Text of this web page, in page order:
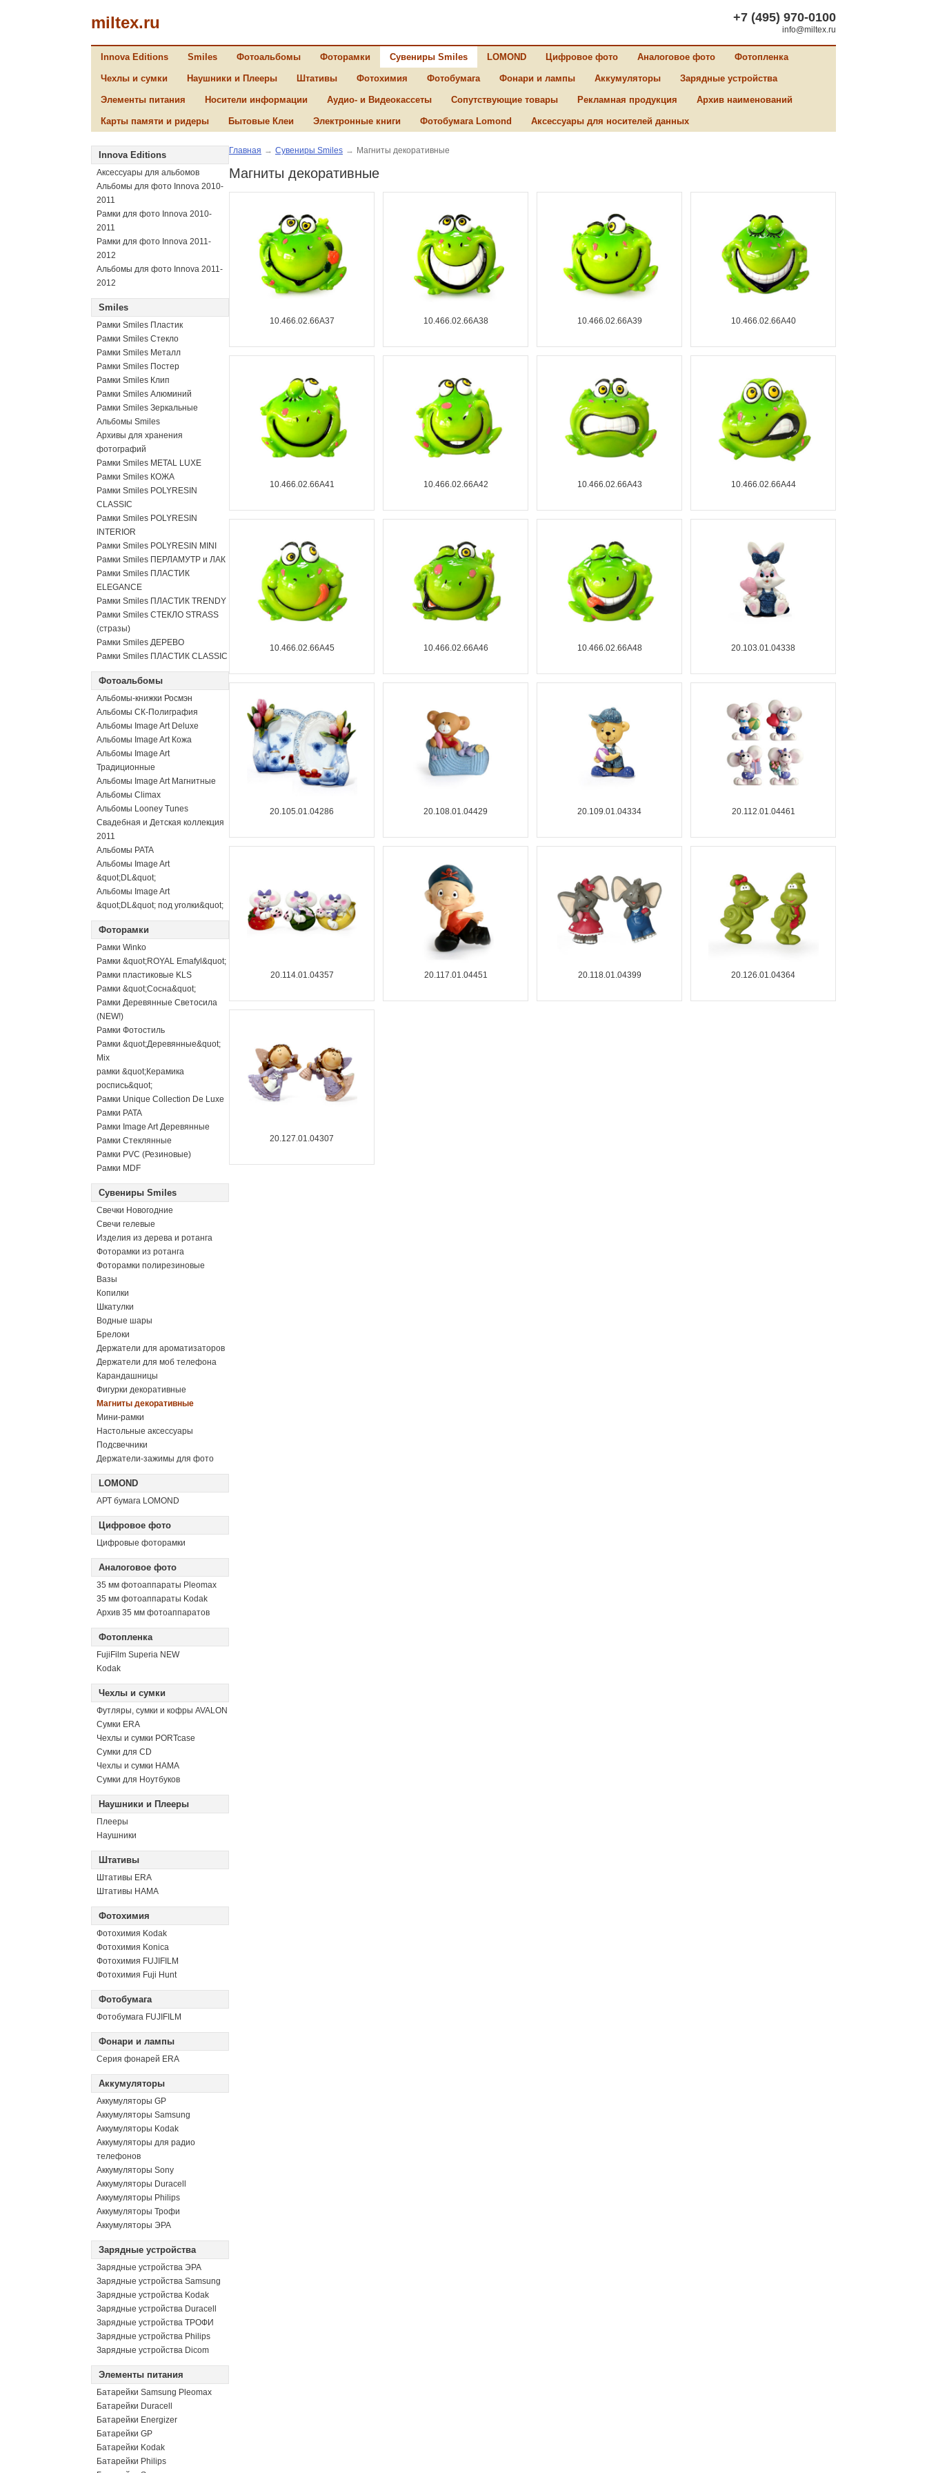
miltex.ru +7 (495) 970-0100
info@miltex.ru
Innova Editions Smiles Фотоальбомы Фоторамки Сувениры Smiles LOMOND Цифровое фото Аналоговое фото Фотопленка
Чехлы и сумки Наушники и Плееры Штативы Фотохимия Фотобумага Фонари и лампы Аккумуляторы Зарядные устройства
Элементы питания Носители информации Аудио- и Видеокассеты Сопутствующие товары Рекламная продукция Архив наименований
Карты памяти и ридеры Бытовые Клеи Электронные книги Фотобумага Lomond Аксессуары для носителей данных
Innova Editions
Аксессуары для альбомов
Альбомы для фото Innova 2010-
2011
Рамки для фото Innova 2010-
2011
Рамки для фото Innova 2011-
2012
Альбомы для фото Innova 2011-
2012
Smiles
Рамки Smiles Пластик
Рамки Smiles Стекло
Рамки Smiles Металл
Рамки Smiles Постер
Рамки Smiles Клип
Рамки Smiles Алюминий
Рамки Smiles Зеркальные
Альбомы Smiles
Архивы для хранения
фотографий
Рамки Smiles METAL LUXE
Рамки Smiles КОЖА
Рамки Smiles POLYRESIN
CLASSIC
Рамки Smiles POLYRESIN
INTERIOR
Рамки Smiles POLYRESIN MINI
Рамки Smiles ПЕРЛАМУТР и ЛАК
Рамки Smiles ПЛАСТИК
ELEGANCE
Рамки Smiles ПЛАСТИК TRENDY
Рамки Smiles СТЕКЛО STRASS
(стразы)
Рамки Smiles ДЕРЕВО
Рамки Smiles ПЛАСТИК CLASSIC
Фотоальбомы
Альбомы-книжки Росмэн
Альбомы СК-Полиграфия
Альбомы Image Art Deluxe
Альбомы Image Art Кожа
Альбомы Image Art
Традиционные
Альбомы Image Art Магнитные
Альбомы Climax
Альбомы Looney Tunes
Свадебная и Детская коллекция
2011
Альбомы PATA
Альбомы Image Art
&quot;DL&quot;
Альбомы Image Art
&quot;DL&quot; под уголки&quot;
Фоторамки
Рамки Winko
Рамки &quot;ROYAL Emafyl&quot;
Рамки пластиковые KLS
Рамки &quot;Сосна&quot;
Рамки Деревянные Светосила
(NEW!)
Рамки Фотостиль
Рамки &quot;Деревянные&quot;
Mix
рамки &quot;Керамика
роспись&quot;
Рамки Unique Collection De Luxe
Рамки PATA
Рамки Image Art Деревянные
Рамки Стеклянные
Рамки PVC (Резиновые)
Рамки MDF
Сувениры Smiles
Свечки Новогодние
Свечи гелевые
Изделия из дерева и ротанга
Фоторамки из ротанга
Фоторамки полирезиновые
Вазы
Копилки
Шкатулки
Водные шары
Брелоки
Держатели для ароматизаторов
Держатели для моб телефона
Карандашницы
Фигурки декоративные
Магниты декоративные
Мини-рамки
Настольные аксессуары
Подсвечники
Держатели-зажимы для фото
LOMOND
АРТ бумага LOMOND
Цифровое фото
Цифровые фоторамки
Аналоговое фото
35 мм фотоаппараты Pleomax
35 мм фотоаппараты Kodak
Архив 35 мм фотоаппаратов
Фотопленка
FujiFilm Superia NEW
Kodak
Чехлы и сумки
Футляры, сумки и кофры AVALON
Сумки ERA
Чехлы и сумки PORTcase
Сумки для CD
Чехлы и сумки HAMA
Сумки для Ноутбуков
Наушники и Плееры
Плееры
Наушники
Штативы
Штативы ERA
Штативы HAMA
Фотохимия
Фотохимия Kodak
Фотохимия Konica
Фотохимия FUJIFILM
Фотохимия Fuji Hunt
Фотобумага
Фотобумага FUJIFILM
Фонари и лампы
Серия фонарей ERA
Аккумуляторы
Аккумуляторы GP
Аккумуляторы Samsung
Аккумуляторы Kodak
Аккумуляторы для радио
телефонов
Аккумуляторы Sony
Аккумуляторы Duracell
Аккумуляторы Philips
Аккумуляторы Трофи
Аккумуляторы ЭРА
Зарядные устройства
Зарядные устройства ЭРА
Зарядные устройства Samsung
Зарядные устройства Kodak
Зарядные устройства Duracell
Зарядные устройства ТРОФИ
Зарядные устройства Philips
Зарядные устройства Dicom
Элементы питания
Батарейки Samsung Pleomax
Батарейки Duracell
Батарейки Energizer
Батарейки GP
Батарейки Kodak
Батарейки Philips
Главная → Сувениры Smiles → Магниты декоративные
Магниты декоративные
10.466.02.66A37 10.466.02.66A38 10.466.02.66A39 10.466.02.66A40
10.466.02.66A41 10.466.02.66A42 10.466.02.66A43 10.466.02.66A44
10.466.02.66A45 10.466.02.66A46 10.466.02.66A48 20.103.01.04338
20.105.01.04286 20.108.01.04429 20.109.01.04334 20.112.01.04461
20.114.01.04357 20.117.01.04451 20.118.01.04399 20.126.01.04364
20.127.01.04307